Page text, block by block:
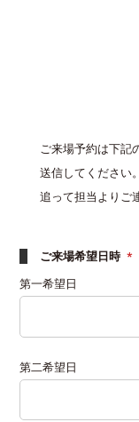
ご来場予約は下記
送信してください。
追って担当よりご
ご来場希望日時 *
第一希望日
第二希望日